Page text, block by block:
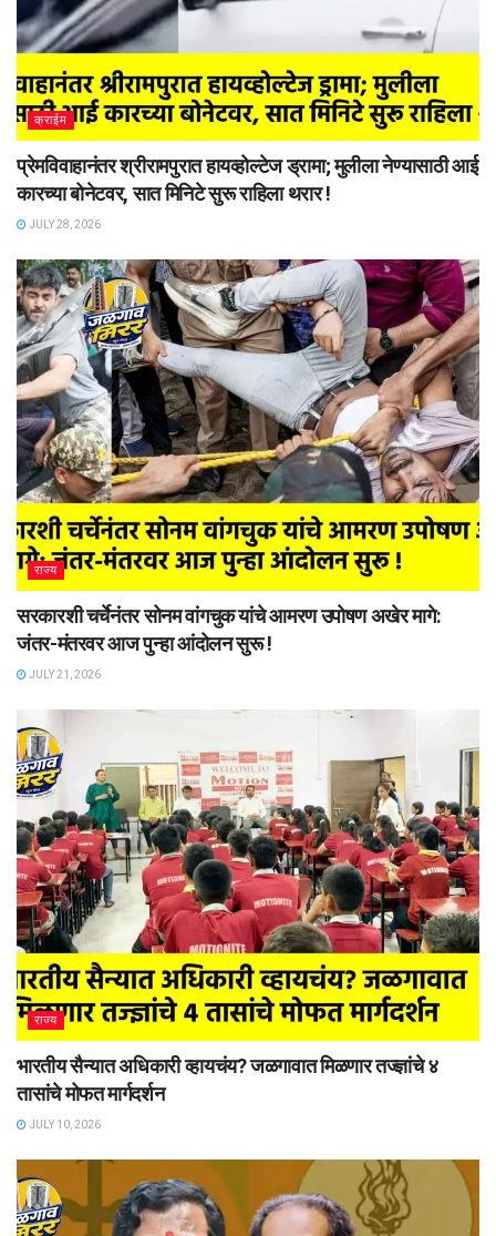
क्राईम
प्रेमविवाहानंतर श्रीरामपुरात हायव्होल्टेज ड्रामा; मुलीला नेण्यासाठी आई
कारच्या बोनेटवर, सात मिनिटे सुरू राहिला थरार !
JULY 28, 2026
राज्य
सरकारशी चर्चेनंतर सोनम वांगचुक यांचे आमरण उपोषण अखेर मागे:
जंतर-मंतरवर आज पुन्हा आंदोलन सुरू !
JULY 21, 2026
राज्य
भारतीय सैन्यात अधिकारी व्हायचंय? जळगावात मिळणार तज्ज्ञांचे ४
तासांचे मोफत मार्गदर्शन
JULY 10, 2026